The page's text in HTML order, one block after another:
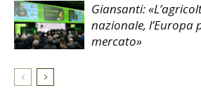
Giansanti:
nazionale, l’Europa
mercato»